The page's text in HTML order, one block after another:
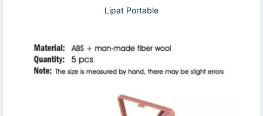
Lipat Portable